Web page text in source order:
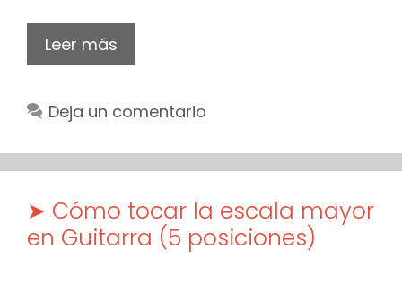
Leer más
Deja un comentario
➤ Cómo tocar la escala mayor
en Guitarra (5 posiciones)